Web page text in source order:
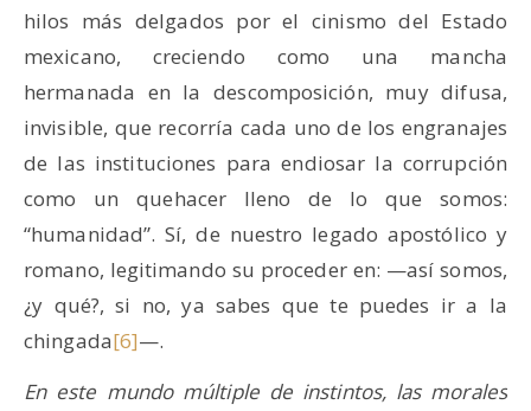
hilos más delgados por el cinismo del Estado
mexicano, creciendo como una mancha
hermanada en la descomposición, muy difusa,
invisible, que recorría cada uno de los engranajes
de las instituciones para endiosar la corrupción
como un quehacer lleno de lo que somos:
“humanidad”. Sí, de nuestro legado apostólico y
romano, legitimando su proceder en: —así somos,
¿y qué?, si no, ya sabes que te puedes ir a la
chingada[6]—.
En este mundo múltiple de instintos, las morales